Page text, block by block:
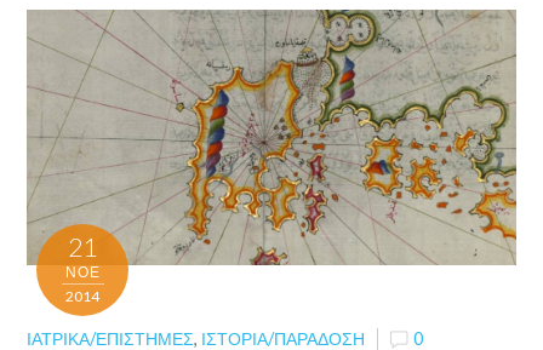
21
ΝΟΈ
2014
ΙΑΤΡΙΚΆ/ΕΠΙΣΤΉΜΕΣ, ΙΣΤΟΡΊΑ/ΠΑΡΆΔΟΣΗ 0